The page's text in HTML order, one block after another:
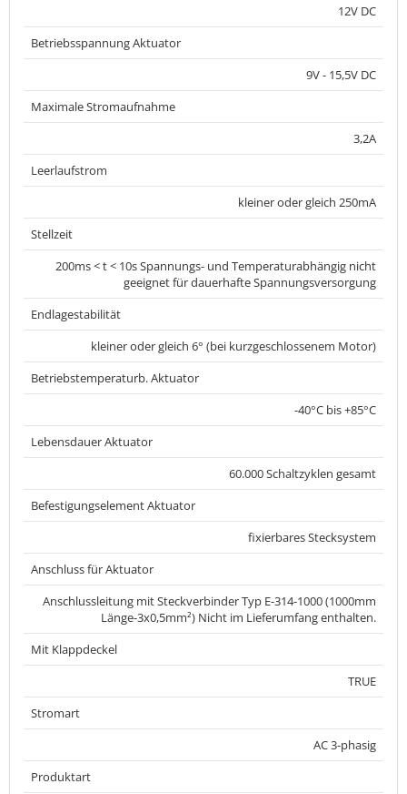
12V DC
Betriebsspannung Aktuator
9V - 15,5V DC
Maximale Stromaufnahme
3,2A
Leerlaufstrom
kleiner oder gleich 250mA
Stellzeit
200ms < t < 10s Spannungs- und Temperaturabhängig nicht
geeignet für dauerhafte Spannungsversorgung
Endlagestabilität
kleiner oder gleich 6° (bei kurzgeschlossenem Motor)
Betriebstemperaturb. Aktuator
-40°C bis +85°C
Lebensdauer Aktuator
60.000 Schaltzyklen gesamt
Befestigungselement Aktuator
fixierbares Stecksystem
Anschluss für Aktuator
Anschlussleitung mit Steckverbinder Typ E-314-1000 (1000mm
Länge-3x0,5mm²) Nicht im Lieferumfang enthalten.
Mit Klappdeckel
TRUE
Stromart
AC 3-phasig
Produktart